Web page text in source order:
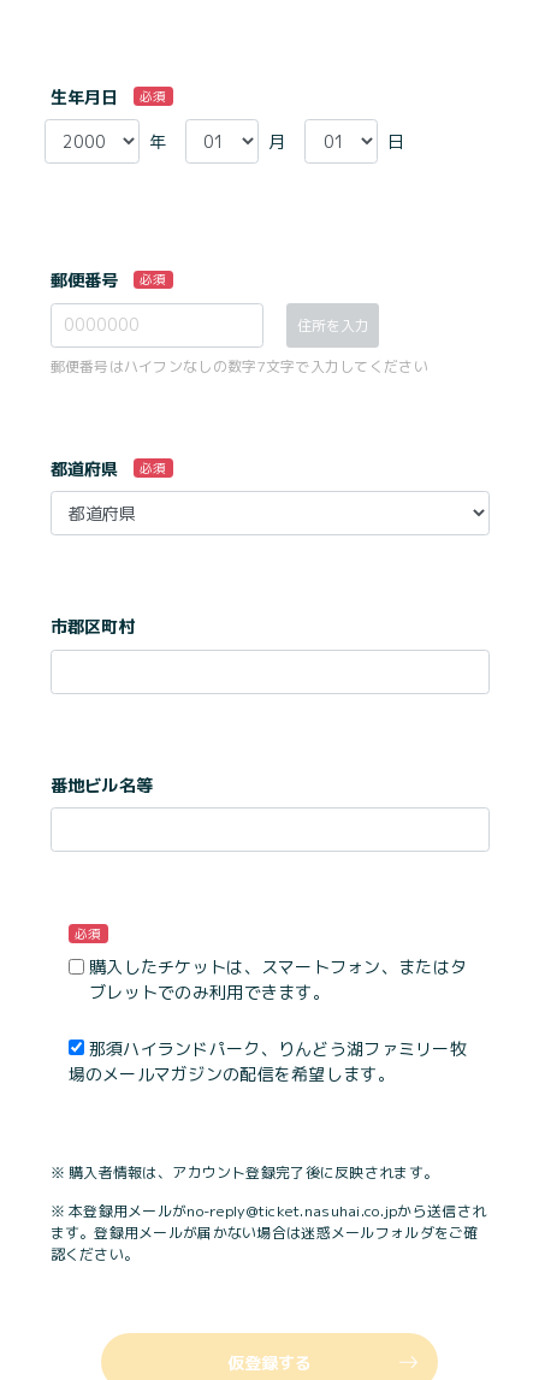
生年月日 必須
年 月 日
郵便番号 必須
住所を入力
郵便番号はハイフンなしの数字7文字で入力してください
都道府県 必須
市郡区町村
番地ビル名等
必須
購入したチケットは、スマートフォン、またはタ
ブレットでのみ利用できます。
那須ハイランドパーク、りんどう湖ファミリー牧
場のメールマガジンの配信を希望します。
※ 購入者情報は、アカウント登録完了後に反映されます。
※ 本登録用メールがno-reply@ticket.nasuhai.co.jpから送信され
ます。登録用メールが届かない場合は迷惑メールフォルダをご確
認ください。
仮登録する